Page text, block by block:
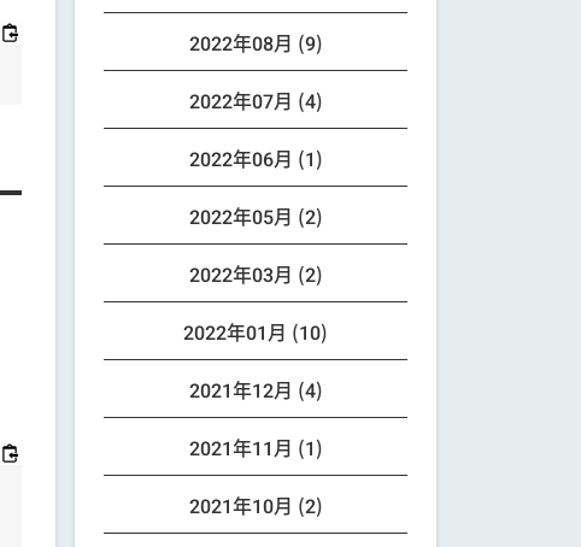
2022年08月 (9)
2022年07月 (4)
2022年06月 (1)
2022年05月 (2)
2022年03月 (2)
2022年01月 (10)
2021年12月 (4)
2021年11月 (1)
2021年10月 (2)